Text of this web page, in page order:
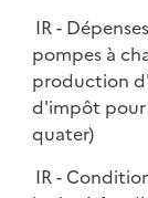
IR -
pompes à
production
d'impôt pour
quater)
IR -